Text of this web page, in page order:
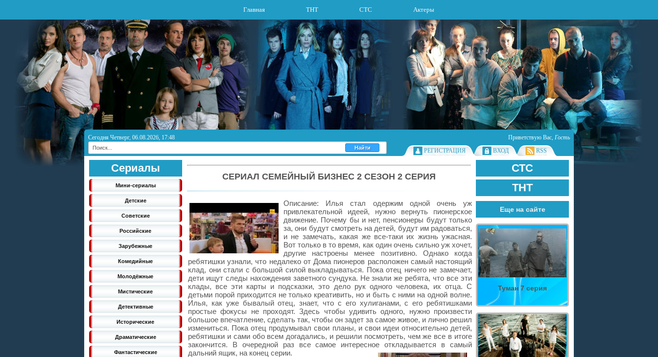
Главная ТНТ СТС Актеры
Сегодня Четверг, 06.08.2026, 17:48 Приветствую Вас, Гость
РЕГИСТРАЦИЯ
ВХОД RSS
Сериалы
Мини-сериалы
Детские
Советские
Российские
Зарубежные
Комедийные
Молодёжные
Мистические
Детективные
Исторические
Драматические
Фантастические
СТС
ТНТ
Еще на сайте
Туман 7 серия
СЕРИАЛ СЕМЕЙНЫЙ БИЗНЕС 2 СЕЗОН 2 СЕРИЯ
Описание: Илья стал одержим одной очень уж
привлекательной идеей, нужно вернуть пионерское
движение. Почему бы и нет, пенсионеры будут только
за, они будут смотреть на детей, будут им радоваться,
и не замечать, какая же все-таки их жизнь ужасная.
Вот только в то время, как один очень сильно уж хочет,
другие настроены менее позитивно. Однако когда
ребятишки узнали, что недалеко от Дома пионеров расположен самый настоящий
клад, они стали с большой силой выкладываться. Пока отец ничего не замечает,
дети ищут следы нахождения заветного сундука. Не знали же ребята, что все эти
клады, все эти карты и подсказки, это дело рук одного человека, их отца. С
детьми порой приходится не только креативить, но и быть с ними на одной волне.
Илья, как уже бывалый отец, знает, что с его хулиганами, с его ребятишками
простые фокусы не проходят. Здесь чтобы удивить одного, нужно произвести
большое впечатление, сделать так, чтобы он задет за самое живое, и лично решил
измениться. Пока отец продумывал свои планы, и свои идеи относительно детей,
ребятишки и сами обо всем догадались, и решили посмотреть, чем же все в итоге
закончится. В очередной раз все самое интересное откладывается в самый
дальний ящик, на конец серии.